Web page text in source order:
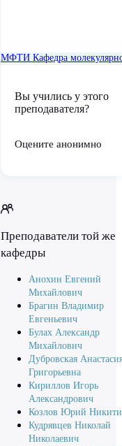
МФТИ Кафедра
Вы учились у этого
преподавателя?
Оцените анонимно
Преподаватели той же
кафедры
Анохин Евгений
Михайлович
Брагин Владимир
Евгеньевич
Булах Александр
Михайлович
Дубровская
Григорьевна
Кириллов Игорь
Александрович
Козлов Юрий
Кудрявцев Николай
Николаевич